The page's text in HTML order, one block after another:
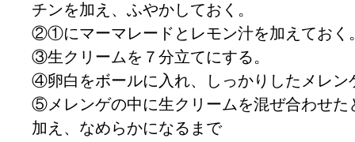
チンを加え、ふやかしておく。
②①にマーマレードとレモン汁を加えておく
③生クリームを７分立てにする。
④卵白をボールに入れ、しっかりしたメレン
⑤メレンゲの中に生クリームを混ぜ合わせ
加え、なめらかになるまで